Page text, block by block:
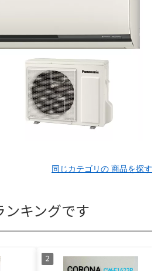
同じカテゴリの 商品を探す
キングです